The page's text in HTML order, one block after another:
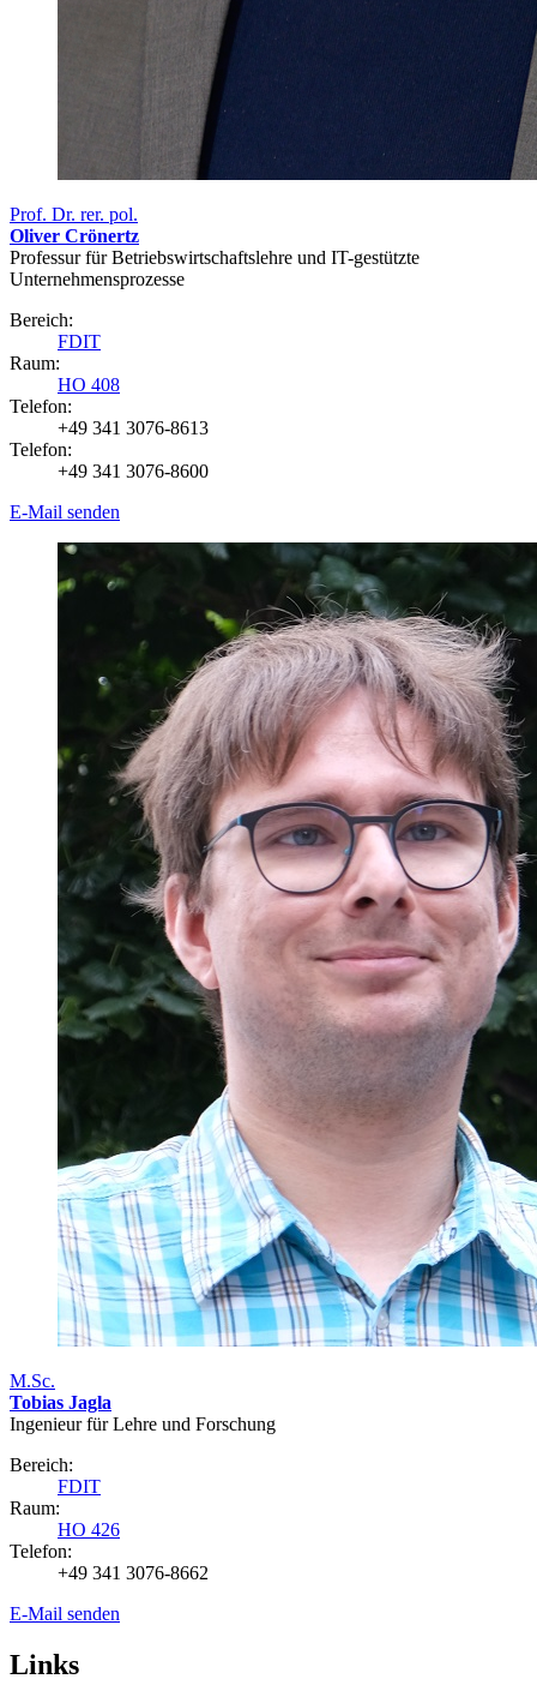
Prof. Dr. rer. pol.
Oliver Crönertz
Professur für Betriebswirtschaftslehre und IT-gestützte
Unternehmensprozesse
Bereich:
FDIT
Raum:
HO 408
Telefon:
+49 341 3076-8613
Telefon:
+49 341 3076-8600
E-Mail senden
M.Sc.
Tobias Jagla
Ingenieur für Lehre und Forschung
Bereich:
FDIT
Raum:
HO 426
Telefon:
+49 341 3076-8662
E-Mail senden
Links